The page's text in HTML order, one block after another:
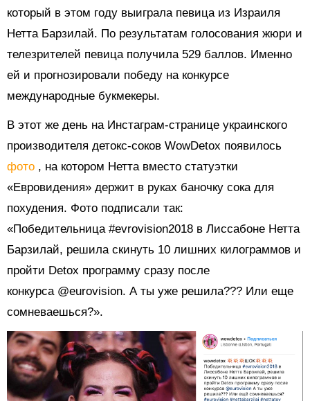
который в этом году выиграла певица из Израиля
Нетта Барзилай. По результатам голосования жюри и
телезрителей певица получила 529 баллов. Именно
ей и прогнозировали победу на конкурсе
международные букмекеры.
В этот же день на Инстаграм-странице украинского
производителя детокс-соков WowDetox появилось
фото , на котором Нетта вместо статуэтки
«Евровидения» держит в руках баночку сока для
похудения. Фото подписали так:
«Победительница #evrovision2018 в Лиссабоне Нетта
Барзилай, решила скинуть 10 лишних килограммов и
пройти Detox программу сразу после
конкурса @eurovision. А ты уже решила??? Или еще
сомневаешься?».